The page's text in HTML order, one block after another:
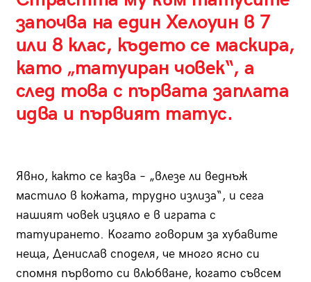
започва на един Хелоуин в 7
или 8 клас, където се маскира,
като „татуиран човек“, а
след това с първата заплата
идва и първият татус.
Явно, както се казва – „влезе ли веднъж
мастило в кожата, трудно излиза“, и сега
нашият човек изцяло е в играта с
татуирането. Когато говорим за хубавите
неща, Денислав споделя, че много ясно си
спомня първото си влюбване, когато съвсем